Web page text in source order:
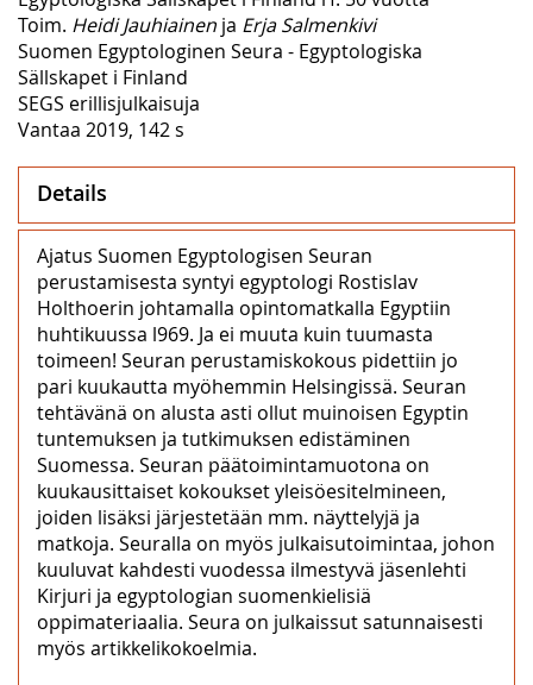
Toim. Heidi Jauhiainen ja Erja Salmenkivi
Suomen Egyptologinen Seura - Egyptologiska
Sällskapet i Finland
SEGS erillisjulkaisuja
Vantaa 2019, 142 s
Details
Ajatus Suomen Egyptologisen Seuran
perustamisesta syntyi egyptologi Rostislav
Holthoerin johtamalla opintomatkalla Egyptiin
huhtikuussa l969. Ja ei muuta kuin tuumasta
toimeen! Seuran perustamiskokous pidettiin jo
pari kuukautta myöhemmin Helsingissä. Seuran
tehtävänä on alusta asti ollut muinoisen Egyptin
tuntemuksen ja tutkimuksen edistäminen
Suomessa. Seuran päätoimintamuotona on
kuukausittaiset kokoukset yleisöesitelmineen,
joiden lisäksi järjestetään mm. näyttelyjä ja
matkoja. Seuralla on myös julkaisutoimintaa, johon
kuuluvat kahdesti vuodessa ilmestyvä jäsenlehti
Kirjuri ja egyptologian suomenkielisiä
oppimateriaalia. Seura on julkaissut satunnaisesti
myös artikkelikokoelmia.